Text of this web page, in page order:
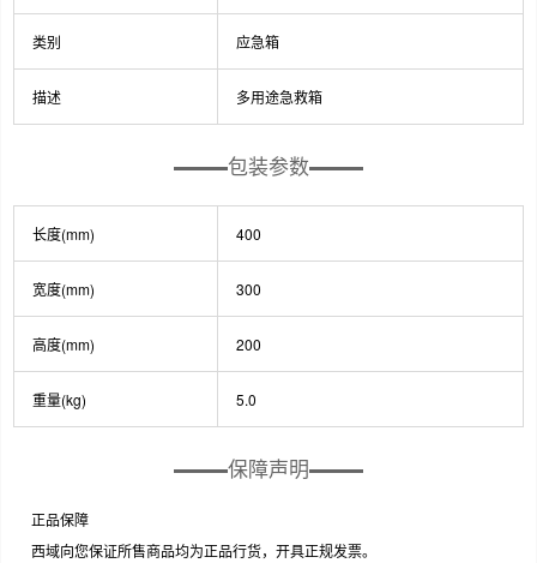
类别 应急箱
描述 多用途急救箱
包装参数
长度(mm) 400
宽度(mm) 300
高度(mm) 200
重量(kg) 5.0
保障声明
正品保障
西域向您保证所售商品均为正品行货，开具正规发票。